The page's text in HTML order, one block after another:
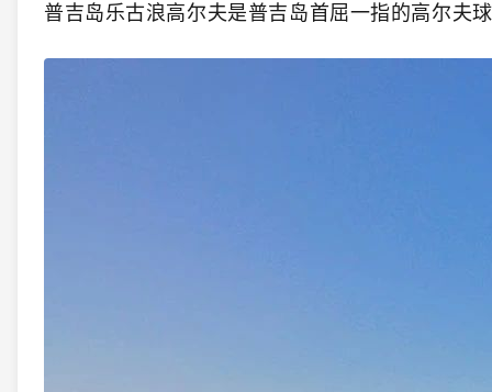
普吉岛乐古浪高尔夫是普吉岛首屈一指的高尔夫